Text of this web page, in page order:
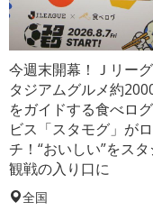
今週末開幕！Ｊリー
タジアムグルメ約
をガイドする食べロ
ビス「スタモグ」が
チ！“おいしい”をス
観戦の入り口に
全国